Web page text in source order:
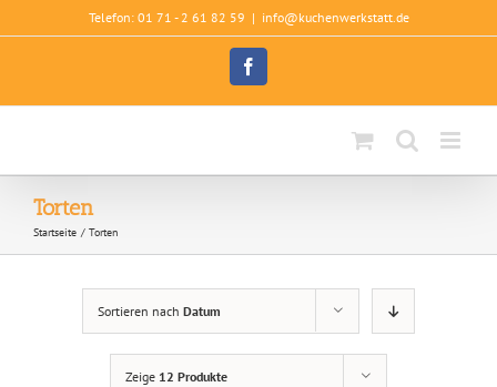
Inhalt
Telefon: 01 71 - 2 61 82 59 | info@kuchenwerkstatt.de
Facebook
Torten
Startseite Torten
Sortieren nach Datum
Zeige 12 Produkte